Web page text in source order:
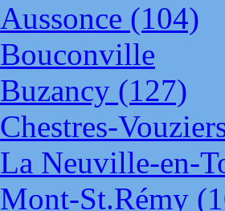
Aussonce (104)
Bouconville
Buzancy (127)
Chestres-
La Neuville-en-
Mont-St.Rémy